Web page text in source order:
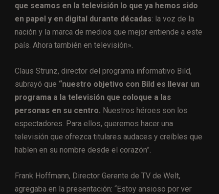
que seamos en la televisión lo que ya hemos sido
en papel y en digital durante décadas: la voz de la
nación y la marca de medios que mejor entiende a este
país. Ahora también en televisión».
Claus Strunz, director del programa informativo Bild,
subrayó que “nuestro objetivo con Bild es llevar un
programa a la televisión que coloque a las
personas en su centro. Nuestros héroes son los
espectadores. Para ellos, queremos hacer una
televisión que ofrezca titulares audaces y creíbles que
hablen en su nombre desde el corazón”.
Frank Hoffmann, Director Gerente de TV de Welt,
agregaba en la presentación: “Estoy ansioso por ver